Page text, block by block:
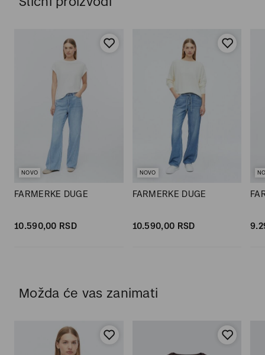
NOVO
FARMERKE DUGE
10.590,00 RSD
NOVO
FARMERKE DUGE
10.590,00 RSD
Možda će vas zanimati